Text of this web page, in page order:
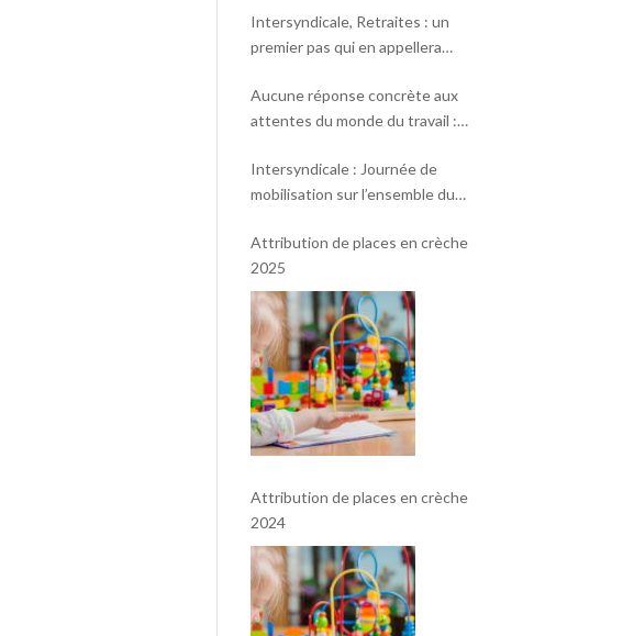
Intersyndicale, Retraites : un
premier pas qui en appellera
Aucune réponse concrète aux
attentes du monde du travail :
mobilisation massive le 2 octobre !
Intersyndicale : Journée de
mobilisation sur l’ensemble du
Attribution de places en crèche
2025
Attribution de places en crèche
2024